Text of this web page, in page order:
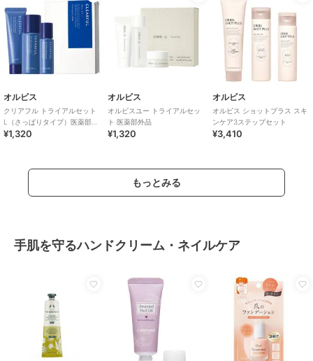
オルビス
クリアフル トライアルセット
L（さっぱりタイプ）医薬部外
品
¥1,320
オルビス
オルビスユー トライアルセッ
ト 医薬部外品
¥1,320
オルビス
オルビス ショットプラス スキ
ンケア3ステップセット
¥3,410
もっとみる
手肌を守るハンドクリーム・ネイルケア